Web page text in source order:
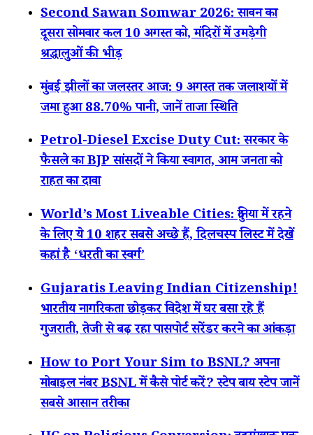
Second Sawan Somwar 2026: सावन का
दूसरा सोमवार कल 10 अगस्त को, मंदिरों में उमड़ेगी
श्रद्धालुओं की भीड़
मुंबई झीलों का जलस्तर आज: 9 अगस्त तक जलाशयों में
जमा हुआ 88.70% पानी, जानें ताजा स्थिति
Petrol-Diesel Excise Duty Cut: सरकार के
फैसले का BJP सांसदों ने किया स्वागत, आम जनता को
राहत का दावा
World’s Most Liveable Cities: दुनिया में रहने
के लिए ये 10 शहर सबसे अच्छे हैं, दिलचस्प लिस्ट में देखें
कहां है ‘धरती का स्वर्ग’
Gujaratis Leaving Indian Citizenship!
भारतीय नागरिकता छोड़कर विदेश में घर बसा रहे हैं
गुजराती, तेजी से बढ़ रहा पासपोर्ट सरेंडर करने का आंकड़ा
How to Port Your Sim to BSNL? अपना
मोबाइल नंबर BSNL में कैसे पोर्ट करें? स्टेप बाय स्टेप जानें
सबसे आसान तरीका